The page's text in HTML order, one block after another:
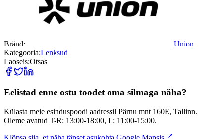
Bränd:
Union
Kategooria:Lenksud
Laoseis:Otsas
Eelistad enne ostu toodet oma silmaga näha?
Külasta meie esinduspoodi aadressil Pärnu mnt 160E, Tallinn.
Oleme avatud T-R: 13:00-18:00, L: 11:00-15:00.
Klõpsa siia, et näha täpset asukohta Google Mapsis.